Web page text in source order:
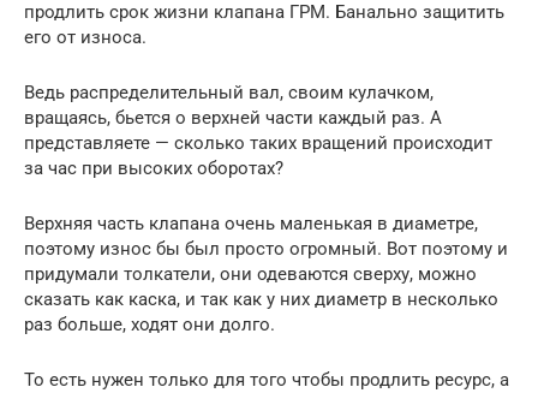
продлить срок жизни клапана ГРМ. Банально защитить
его от износа.
Ведь распределительный вал, своим кулачком,
вращаясь, бьется о верхней части каждый раз. А
представляете — сколько таких вращений происходит
за час при высоких оборотах?
Верхняя часть клапана очень маленькая в диаметре,
поэтому износ бы был просто огромный. Вот поэтому и
придумали толкатели, они одеваются сверху, можно
сказать как каска, и так как у них диаметр в несколько
раз больше, ходят они долго.
То есть нужен только для того чтобы продлить ресурс, а